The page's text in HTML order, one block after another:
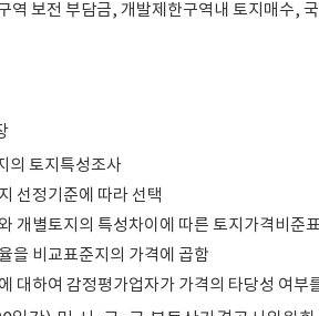
역 보전 부담금, 개발제한구역내 토지매수,
의 토지특성조사
선정기준에 따라 선택
개별토지의 특성차이에 따른 토지가격비준
을 비교표준지의 가격에 곱함
대하여 감정평가업자가 가격의 타당성 여부